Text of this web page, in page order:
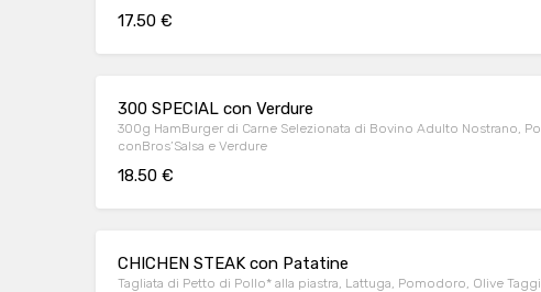
17.50 €
300 SPECIAL con Verdure
300g HamBurger di Carne Selezionata di Bovino Adulto Nostrano,
conBros’Salsa e Verdure
18.50 €
CHICHEN STEAK con Patatine
Tagliata di Petto di Pollo* alla piastra, Lattuga, Pomodoro, Olive